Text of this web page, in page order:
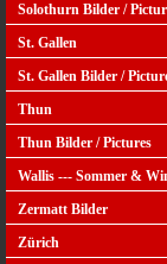
Solothurn Bilder /
St. Gallen
St. Gallen Bilder /
Thun
Thun Bilder / Pictures
Wallis --- Sommer &
Zermatt Bilder
Zürich